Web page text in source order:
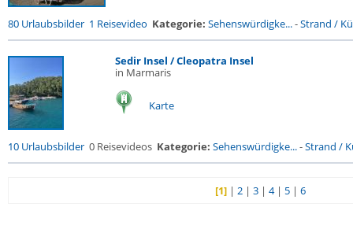
80 Urlaubsbilder 1 Reisevideo Kategorie: Sehenswürdigke...-Strand /
Sedir Insel / Cleopatra Insel
in Marmaris
Karte
10 Urlaubsbilder 0 Reisevideos Kategorie: Sehenswürdigke...-Strand /
[1] |2 |3 |4| 5 |6